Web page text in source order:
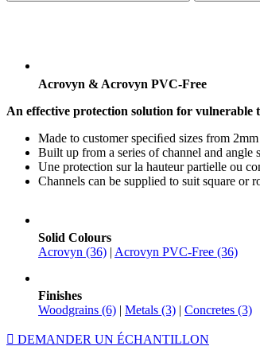
Acrovyn & Acrovyn PVC-Free
An effective protection solution for
Made to customer speciﬁed sizes from
Built up from a series of channel and
Une protection sur la hauteur partielle ou
Channels can be supplied to suit square or
Solid Colours
Acrovyn (36) | Acrovyn PVC-Free (36)
Finishes
Woodgrains (6) | Metals (3) | Concretes (3)
DEMANDER UN ÉCHANTILLON